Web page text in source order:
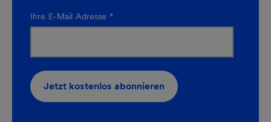
Ihre E-Mail Adresse *
Jetzt kostenlos abonnieren